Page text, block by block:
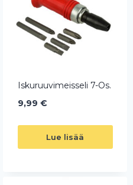
Iskuruuvimeisseli 7-Os.
9,99 €
Lue lisää